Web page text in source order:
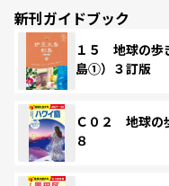
新刊ガイドブック
１５ 地球の
島①）３訂版
Ｃ０２ 地球の
８